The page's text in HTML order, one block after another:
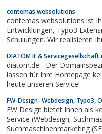
contemas websolutions
contemas websolutions ist
Entwicklungen, Typo3 Extension Programmierung und Typo3
Schulungen. Wir realisieren
Ihre Mitarbeiter in allen
wir auch das Domain - und
DIATOM it & Servicegesellschaft
diatom.de - Der
lassen für Ihre Homepage
heute unseren Service!
FW-Design- Webdesign, Typo3,
FW Design bietet Ihnen als
Service (Webdesign, Suchmaschinenoptimierung (SEO und
Suchmaschinenmarketing